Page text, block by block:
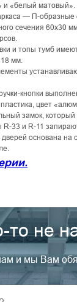
и «белый матовый».
— П-
сечения 60х30
и топы тумб
мм.
кнопки
цвет
замок, который
33 и R-11
основана на
то не
и мы Вам